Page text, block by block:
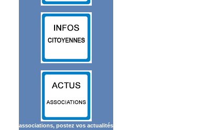
associations, postez vos actualités